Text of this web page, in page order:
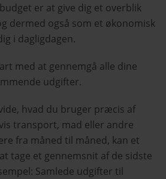
er at give dig et overblik
dermed også som et økonomisk
i dagligdagen.
med at gennemgå alle dine
udgifter.
hvad du bruger præcis af
transport, mad eller andre
fra måned til måned, kan et
tage et gennemsnit af de sidste
Samlede udgifter til